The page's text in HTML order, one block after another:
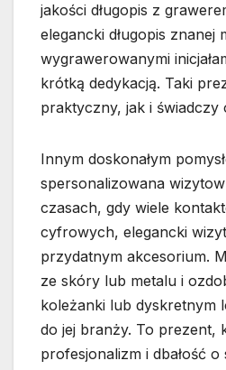
jakości długopis z
elegancki długopis znanej
wygrawerowanymi
krótką dedykacją. Taki
praktyczny, jak i świadczy
Innym doskonałym
spersonalizowana
czasach, gdy wiele
cyfrowych, elegancki
przydatnym akcesorium.
ze skóry lub metalu i
koleżanki lub dyskretnym
do jej branży. To prezent,
profesjonalizm i dbałość o